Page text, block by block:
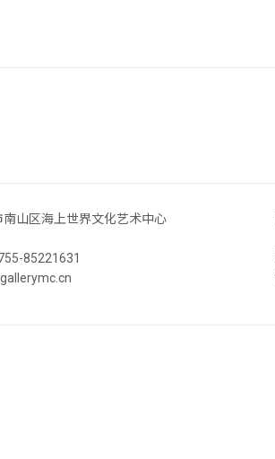
山区海上世界文化艺术中心
85221631